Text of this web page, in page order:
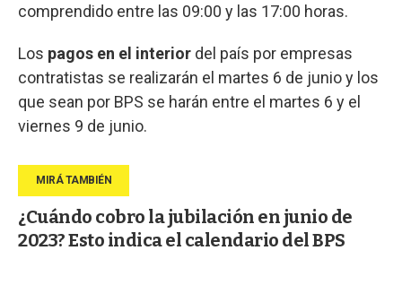
comprendido entre las 09:00 y las 17:00 horas.
Los pagos en el interior del país por empresas
contratistas se realizarán el martes 6 de junio y los
que sean por BPS se harán entre el martes 6 y el
viernes 9 de junio.
¿Cuándo cobro la jubilación en junio de
2023? Esto indica el calendario del BPS